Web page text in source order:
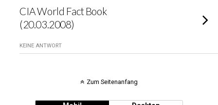
CIA World Fact Book
(20.03.2008)
KEINE ANTWORT
Zum Seitenanfang